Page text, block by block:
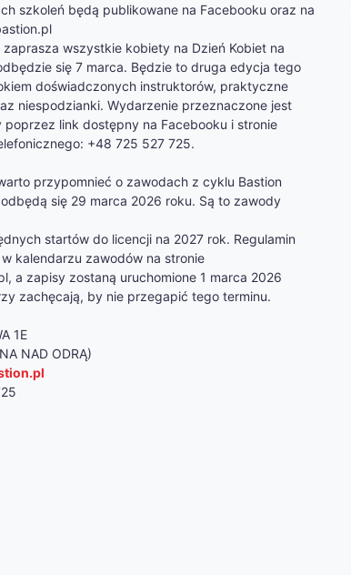
szkoleń będą publikowane na Facebooku oraz na
wszystkie kobiety na Dzień Kobiet na
się 7 marca. Będzie to druga edycja tego
doświadczonych instruktorów, praktyczne
niespodzianki. Wydarzenie przeznaczone jest
link dostępny na Facebooku i stronie
+48 725 527 725.
przypomnieć o zawodach z cyklu Bastion
się 29 marca 2026 roku. Są to zawody
startów do licencji na 2027 rok. Regulamin
kalendarzu zawodów na stronie
a zapisy zostaną uruchomione 1 marca 2026
zachęcają, by nie przegapić tego terminu.
1E
NAD ODRĄ)